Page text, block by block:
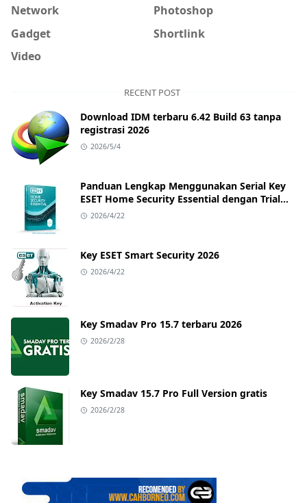
Network
Photoshop
Gadget
Shortlink
Video
RECENT POST
Download IDM terbaru 6.42 Build 63 tanpa
registrasi 2026
2026/5/4
Panduan Lengkap Menggunakan Serial Key
ESET Home Security Essential dengan Trial
Key Terbaru
2026/4/22
Key ESET Smart Security 2026
2026/4/22
Key Smadav Pro 15.7 terbaru 2026
2026/2/28
Key Smadav 15.7 Pro Full Version gratis
2026/2/28